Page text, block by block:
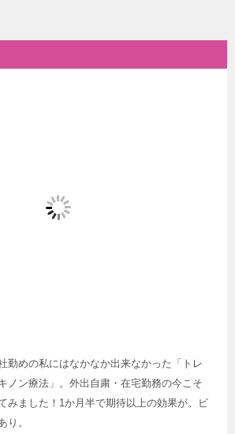
勤めの私にはなかなか出来なかった「トレ
ノン療法」。外出自粛・在宅勤務の今こそ
みました！1か月半で期待以上の効果が。ビ
り。